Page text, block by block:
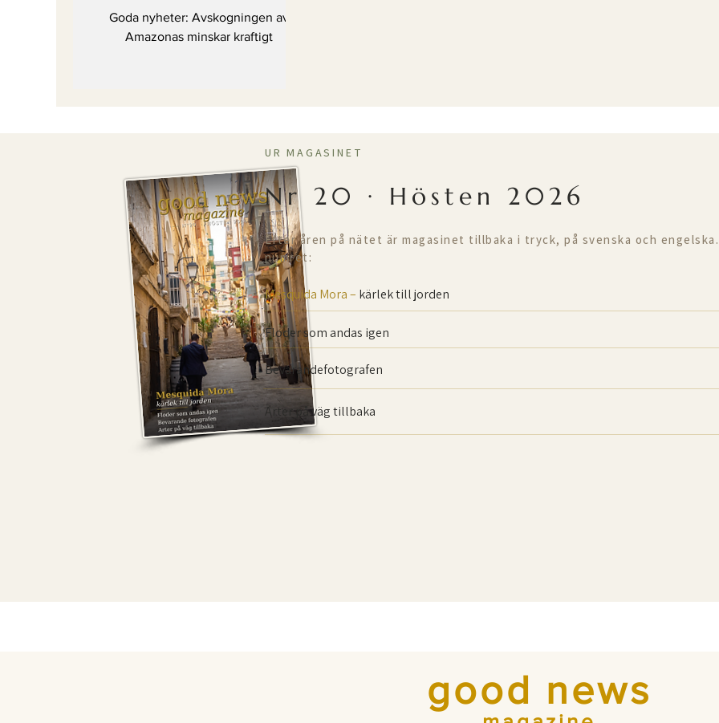
kraftigt
Goda nyheter: Avskogningen av
Amazonas minskar kraftigt
UR MAGASINET
Nr 20 · Hösten 2026
Efter åren på nätet är magasinet tillbaka i tryck, på svenska och
numret:
Mesquida Mora – kärlek till jorden
Floder som andas igen
Bevarande­fotografen
Arter på väg tillbaka
good news